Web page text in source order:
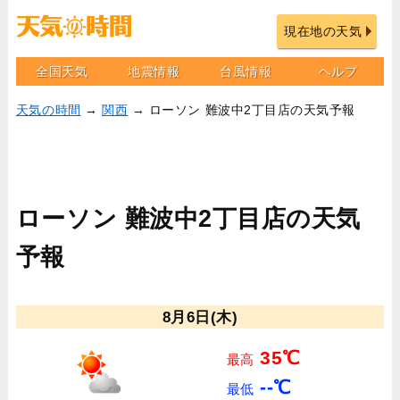
現在地の天気
全国天気 地震情報 台風情報 ヘルプ
天気の時間 → 関西 → ローソン 難波中2丁目店の天気予報
ローソン 難波中2丁目店の天気
予報
8月6日(木)
最高 35℃
最低 --℃